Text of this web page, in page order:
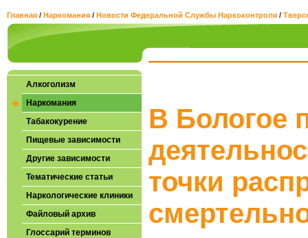
Главная / Наркомания / Новости Федеральной Службы Наркоконтроля /
Алкоголизм
Наркомания
Табакокурение
Пищевые зависимости
Другие зависимости
Тематические статьи
Наркологические клиники
Файловый архив
Глоссарий терминов
В Бологое
точки